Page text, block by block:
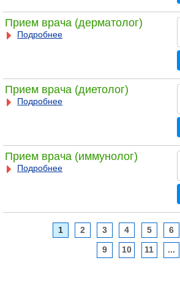
Прием врача (дерматолог)
Подробнее
Прием врача (диетолог)
Подробнее
Прием врача (иммунолог)
Подробнее
1 2 3 4 5 6
9 10 11 ...